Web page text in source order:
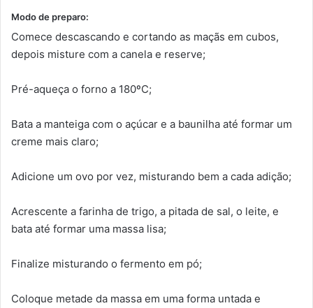
Modo de preparo:
Comece descascando e cortando as maçãs em cubos,
depois misture com a canela e reserve;
Pré-aqueça o forno a 180ºC;
Bata a manteiga com o açúcar e a baunilha até formar um
creme mais claro;
Adicione um ovo por vez, misturando bem a cada adição;
Acrescente a farinha de trigo, a pitada de sal, o leite, e
bata até formar uma massa lisa;
Finalize misturando o fermento em pó;
Coloque metade da massa em uma forma untada e